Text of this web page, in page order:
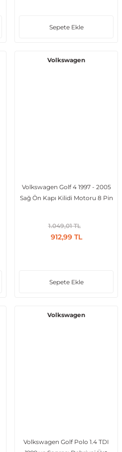
Sepete Ekle
Volkswagen
Volkswagen Golf 4 1997 - 2005
Sağ Ön Kapı Kilidi Motoru 8 Pin
1.049,01 TL
912,99 TL
Sepete Ekle
Volkswagen
Volkswagen Golf Polo 1.4 TDI